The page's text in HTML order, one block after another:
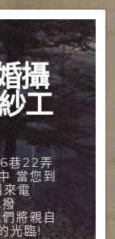
攝
工
巷22弄
當您到
電
將親自
光臨!